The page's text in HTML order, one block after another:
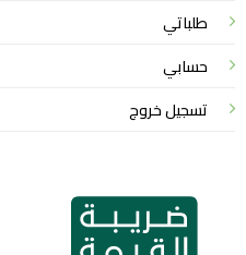
طلباتي
حسابي
تسجيل خروج